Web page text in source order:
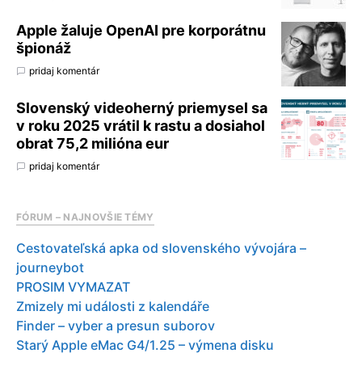
Apple žaluje OpenAI pre korporátnu
špionáž
pridaj komentár
Slovenský videoherný priemysel sa
v roku 2025 vrátil k rastu a dosiahol
obrat 75,2 milióna eur
pridaj komentár
FÓRUM – NAJNOVŠIE TÉMY
Cestovateľská apka od slovenského vývojára –
journeybot
PROSIM VYMAZAT
Zmizely mi události z kalendáře
Finder – vyber a presun suborov
Starý Apple eMac G4/1.25 – výmena disku